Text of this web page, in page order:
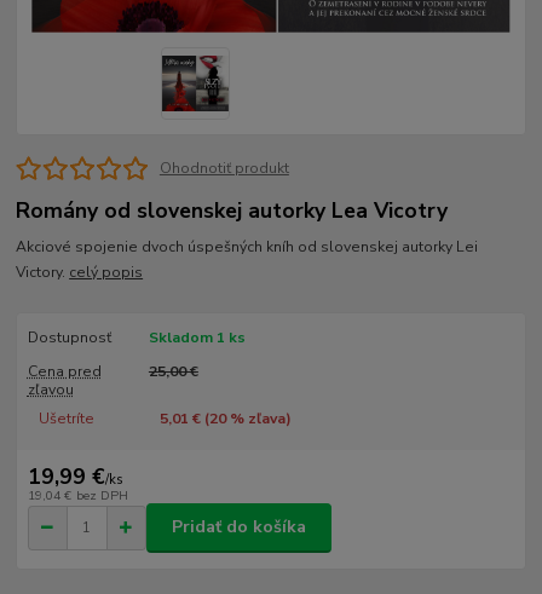
Ohodnotiť produkt
Romány od slovenskej autorky Lea Vicotry
Akciové spojenie dvoch úspešných kníh od slovenskej autorky Lei
Victory. celý popis
Dostupnosť
Skladom 1 ks
Cena pred
zľavou
25,00 €
Ušetríte 5,01 € (20% zľava)
19,99 €/ks
19,04 € bez DPH
Pridať do košíka